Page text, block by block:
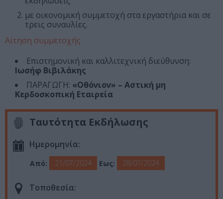
με οικονομική συμμετοχή στα εργαστήρια και σε
τρεις συναυλίες.
Αίτηση συμμετοχής
Επιστημονική και καλλιτεχνική διεύθυνση:
Ιωσήφ Βιβιλάκης
ΠΑΡΑΓΩΓΗ: «Οθόνιον» – Αστική μη
Κερδοσκοπική Εταιρεία
Ταυτότητα Εκδήλωσης
Ημερομηνία:
Από: 21/07/2024 Εως: 28/07/2024
Τοποθεσία: